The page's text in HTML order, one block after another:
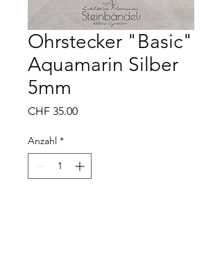
Ohrstecker "Basic"
Aquamarin Silber
5mm
CHF 35.00Preis
Anzahl *